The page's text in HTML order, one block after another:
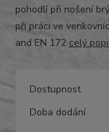
pohodlí při nošení
při práci ve
and EN 172 celý
Dostupnost
Doba dodání